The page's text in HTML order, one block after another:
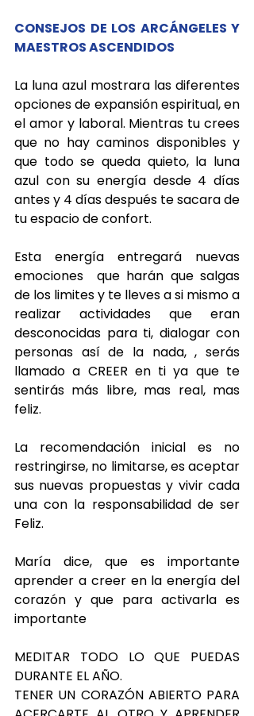
CONSEJOS DE LOS ARCÁNGELES Y
MAESTROS ASCENDIDOS
La luna azul mostrara las diferentes
opciones de expansión espiritual, en
el amor y laboral. Mientras tu crees
que no hay caminos disponibles y
que todo se queda quieto, la luna
azul con su energía desde 4 días
antes y 4 días después te sacara de
tu espacio de confort.
Esta energía entregará nuevas
emociones  que harán que salgas
de los limites y te lleves a si mismo a
realizar actividades que eran
desconocidas para ti, dialogar con
personas así de la nada, , serás
llamado a CREER en ti ya que te
sentirás más libre, mas real, mas
feliz.
La recomendación inicial es no
restringirse, no limitarse, es aceptar
sus nuevas propuestas y vivir cada
una con la responsabilidad de ser
Feliz.
María dice, que es importante
aprender a creer en la energía del
corazón y que para activarla es
importante
MEDITAR TODO LO QUE PUEDAS
DURANTE EL AÑO.
TENER UN CORAZÓN ABIERTO PARA